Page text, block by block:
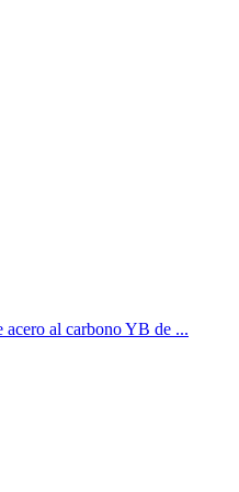
al carbono YB de ...